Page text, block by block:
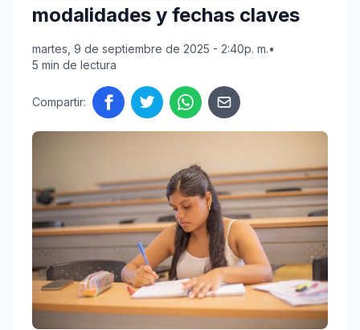
modalidades y fechas claves
martes, 9 de septiembre de 2025 - 2:40p. m.•
5 min de lectura
Compartir: